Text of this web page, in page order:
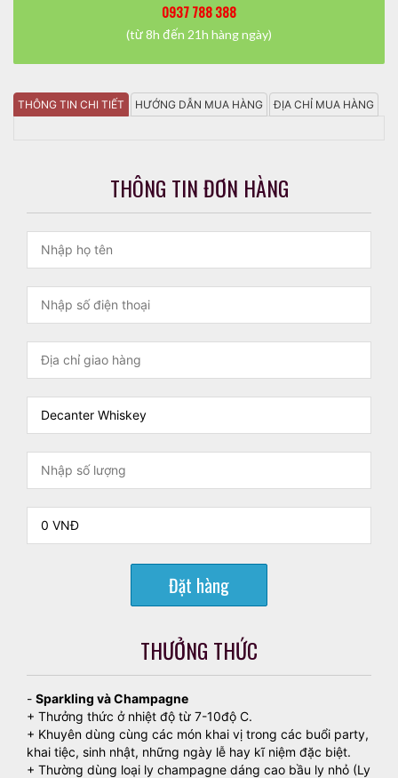
0937 788 388
(từ 8h đến 21h hàng ngày)
THÔNG TIN CHI TIẾT HƯỚNG DẪN MUA HÀNG ĐỊA CHỈ MUA HÀNG
THÔNG TIN ĐƠN HÀNG
Đặt hàng
THƯỞNG THỨC
- Sparkling và Champagne
+ Thưởng thức ở nhiệt độ từ 7-10độ C.
+ Khuyên dùng cùng các món khai vị trong các buổi party,
khai tiệc, sinh nhật, những ngày lễ hay kĩ niệm đặc biệt.
+ Thường dùng loại ly champagne dáng cao bầu ly nhỏ (Ly